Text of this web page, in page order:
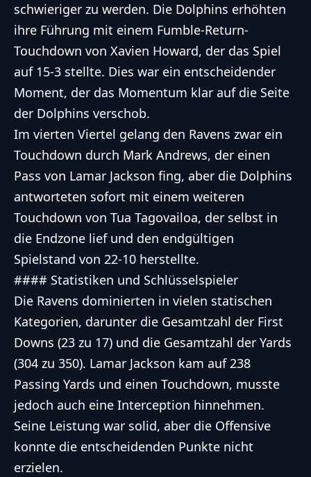
schwieriger zu werden. Die Dolphins erhöhten
ihre Führung mit einem Fumble-Return-
Touchdown von Xavien Howard, der das Spiel
auf 15-3 stellte. Dies war ein entscheidender
Moment, der das Momentum klar auf die Seite
der Dolphins verschob.
Im vierten Viertel gelang den Ravens zwar ein
Touchdown durch Mark Andrews, der einen
Pass von Lamar Jackson fing, aber die Dolphins
antworteten sofort mit einem weiteren
Touchdown von Tua Tagovailoa, der selbst in
die Endzone lief und den endgültigen
Spielstand von 22-10 herstellte.
#### Statistiken und Schlüsselspieler
Die Ravens dominierten in vielen statischen
Kategorien, darunter die Gesamtzahl der First
Downs (23 zu 17) und die Gesamtzahl der Yards
(304 zu 350). Lamar Jackson kam auf 238
Passing Yards und einen Touchdown, musste
jedoch auch eine Interception hinnehmen.
Seine Leistung war solid, aber die Offensive
konnte die entscheidenden Punkte nicht
erzielen.